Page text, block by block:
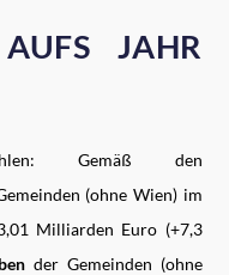
JAHR
Gemäß den
(ohne Wien) im
Milliarden Euro (+7,3
der Gemeinden (ohne